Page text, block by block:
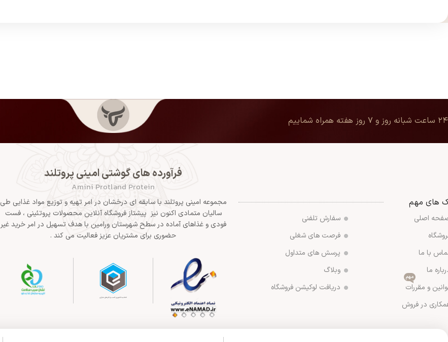
۲۴ ساعت شبانه روز و ۷ روز هفته همراه شماییم
های مهم
اصلی
با ما
ما
و مقررات
مهم
در فروش
سفارش تلفنی
فرصت های شغلی
پرسش های متداول
وبلاگ
دریافت لوکیشن فروشگاه
فرآورده های گوشتی امینی پروتلند
Amini Protland Protein
مجموعه امینی پروتلند با سابقه ای درخشان در امر تهیه و توزیع مواد غذایی طی
سالیان متمادی اکنون نیز پیشتاز فروشگاه آنلاین محصولات پروتئینی ، فست
فودی و غذاهای آماده در سطح شهرستان ورامین با هدف تسهیل در امر خرید غیر
حضوری برای مشتریان عزیز فعالیت می کند .